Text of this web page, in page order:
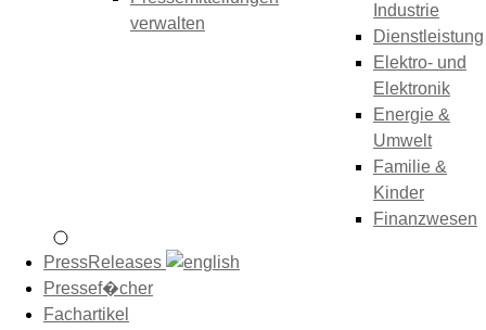
verwalten
Industrie
Dienstleistung
Elektro- und
Elektronik
Energie &
Umwelt
Familie &
Kinder
Finanzwesen
PressReleases
Pressef�cher
Fachartikel